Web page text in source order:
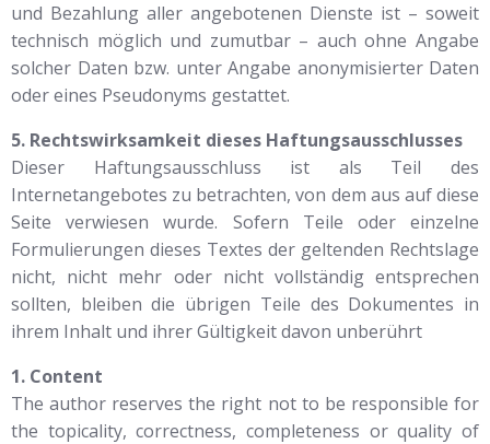
und Bezahlung aller angebotenen Dienste ist – soweit
technisch möglich und zumutbar – auch ohne Angabe
solcher Daten bzw. unter Angabe anonymisierter Daten
oder eines Pseudonyms gestattet.
5. Rechtswirksamkeit dieses Haftungsausschlusses
Dieser Haftungsausschluss ist als Teil des
Internetangebotes zu betrachten, von dem aus auf diese
Seite verwiesen wurde. Sofern Teile oder einzelne
Formulierungen dieses Textes der geltenden Rechtslage
nicht, nicht mehr oder nicht vollständig entsprechen
sollten, bleiben die übrigen Teile des Dokumentes in
ihrem Inhalt und ihrer Gültigkeit davon unberührt
1. Content
The author reserves the right not to be responsible for
the topicality, correctness, completeness or quality of